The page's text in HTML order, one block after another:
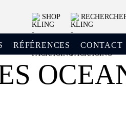
SHOP
RÉFÉRENCES CONTACT